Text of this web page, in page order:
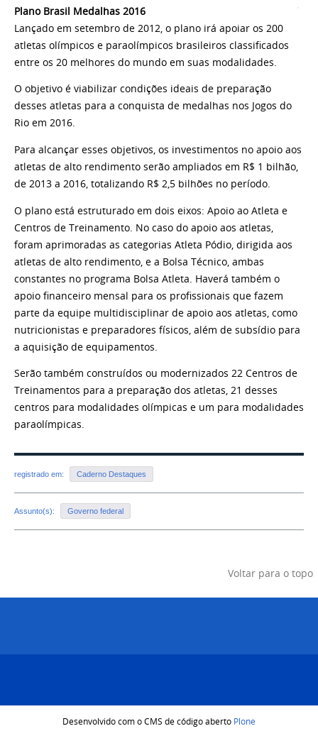
Plano Brasil Medalhas 2016
Lançado em setembro de 2012, o plano irá apoiar os 200
atletas olímpicos e paraolímpicos brasileiros classificados
entre os 20 melhores do mundo em suas modalidades.
O objetivo é viabilizar condições ideais de preparação
desses atletas para a conquista de medalhas nos Jogos do
Rio em 2016.
Para alcançar esses objetivos, os investimentos no apoio aos
atletas de alto rendimento serão ampliados em R$ 1 bilhão,
de 2013 a 2016, totalizando R$ 2,5 bilhões no período.
O plano está estruturado em dois eixos: Apoio ao Atleta e
Centros de Treinamento. No caso do apoio aos atletas,
foram aprimoradas as categorias Atleta Pódio, dirigida aos
atletas de alto rendimento, e a Bolsa Técnico, ambas
constantes no programa Bolsa Atleta. Haverá também o
apoio financeiro mensal para os profissionais que fazem
parte da equipe multidisciplinar de apoio aos atletas, como
nutricionistas e preparadores físicos, além de subsídio para
a aquisição de equipamentos.
Serão também construídos ou modernizados 22 Centros de
Treinamentos para a preparação dos atletas, 21 desses
centros para modalidades olímpicas e um para modalidades
paraolímpicas.
registrado em: Caderno Destaques
Assunto(s): Governo federal
Voltar para o topo
Desenvolvido com o CMS de código aberto Plone